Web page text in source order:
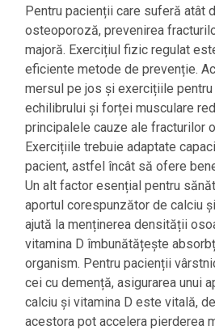
Pentru pacienții care suferă atât
osteoporoză, prevenirea
majoră. Exercițiul fizic regulat
eficiente metode de prevenție.
mersul pe jos și exercițiile
echilibrului și forței musculare
principalele cauze ale fracturilor
Exercițiile trebuie adaptate
pacient, astfel încât să ofere
Un alt factor esențial pentru
aportul corespunzător de calciu
ajută la menținerea densității
vitamina D îmbunătățește
organism. Pentru pacienții
cei cu demență, asigurarea unui
calciu și vitamina D este vitală,
acestora pot accelera pierderea